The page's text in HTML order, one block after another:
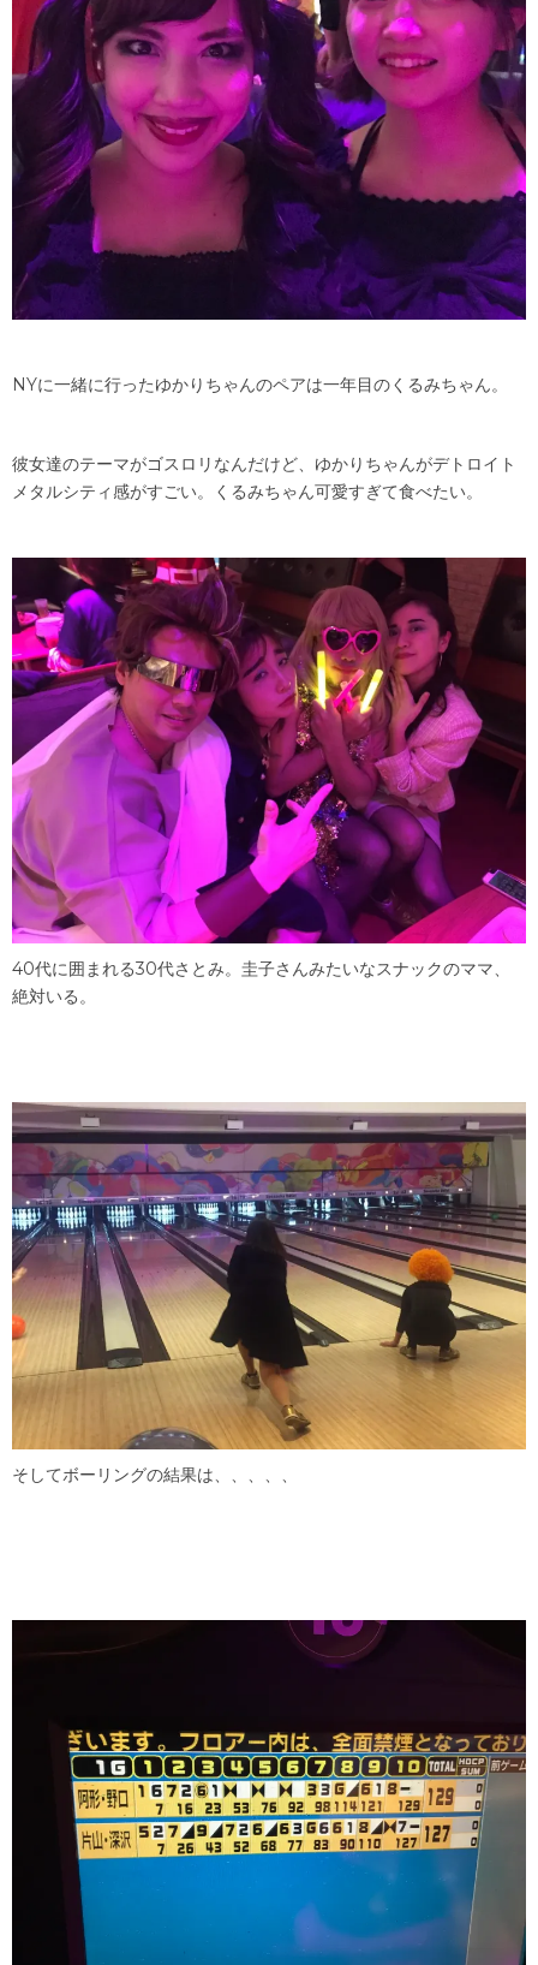
NYに一緒に行ったゆかりちゃんのペアは一年目のくるみちゃん。
彼女達のテーマがゴスロリなんだけど、ゆかりちゃんがデトロイト
メタルシティ感がすごい。くるみちゃん可愛すぎて食べたい。
40代に囲まれる30代さとみ。圭子さんみたいなスナックのママ、
絶対いる。
そしてボーリングの結果は、、、、、